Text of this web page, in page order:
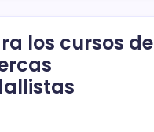
los cursos de